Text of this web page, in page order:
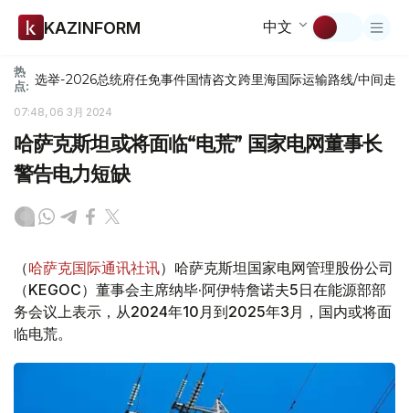
KAZINFORM 中文
热
点: 选举-2026总统府任免事件国情咨文跨里海国际运输路线/中间走廊
07:48, 06 3月 2024
哈萨克斯坦或将面临“电荒” 国家电网董事长
警告电力短缺
（哈萨克国际通讯社讯）哈萨克斯坦国家电网管理股份公司
（KEGOC）董事会主席纳毕·阿伊特詹诺夫5日在能源部部
务会议上表示，从2024年10月到2025年3月，国内或将面
临电荒。